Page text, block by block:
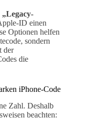
„Legacy-
ID einen
Optionen helfen
sondern
der
die
iPhone-Code
Zahl. Deshalb
beachten: